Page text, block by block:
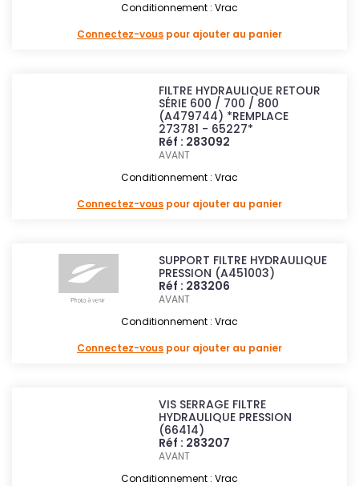
Conditionnement : Vrac
Connectez-vous pour ajouter au panier
FILTRE HYDRAULIQUE RETOUR
SÉRIE 600 / 700 / 800
(A479744) *REMPLACE
273781 - 65227*
Réf : 283092
AVANT
Conditionnement : Vrac
Connectez-vous pour ajouter au panier
SUPPORT FILTRE HYDRAULIQUE
PRESSION (A451003)
Réf : 283206
AVANT
Conditionnement : Vrac
Connectez-vous pour ajouter au panier
VIS SERRAGE FILTRE
HYDRAULIQUE PRESSION
(66414)
Réf : 283207
AVANT
Conditionnement : Vrac